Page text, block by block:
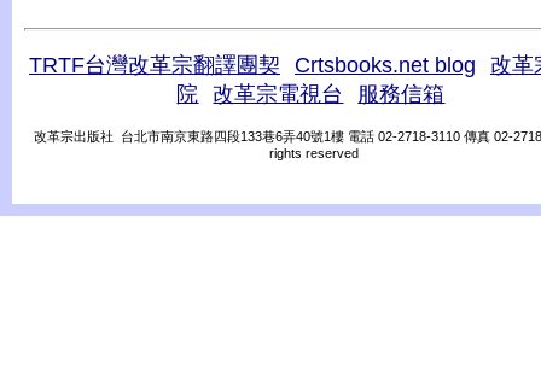
TRTF台灣改革宗翻譯團契 Crtsbooks.net blog
改革
院
改革宗電視台 服務信箱
改革宗出版社 台北市南京東路四段133巷6弄40號1樓 電話 02-2718-3110 傳真 02-
rights reserved